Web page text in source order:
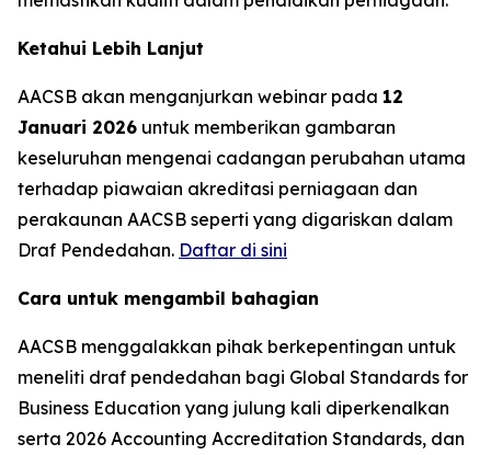
Ketahui Lebih Lanjut
AACSB akan menganjurkan webinar pada 12
Januari 2026 untuk memberikan gambaran
keseluruhan mengenai cadangan perubahan utama
terhadap piawaian akreditasi perniagaan dan
perakaunan AACSB seperti yang digariskan dalam
Draf Pendedahan. Daftar di sini
Cara untuk mengambil bahagian
AACSB menggalakkan pihak berkepentingan untuk
meneliti draf pendedahan bagi Global Standards for
Business Education yang julung kali diperkenalkan
serta 2026 Accounting Accreditation Standards, dan